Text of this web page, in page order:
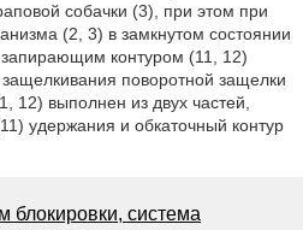
собачки (3), при этом при
(2, 3) в замкнутом состоянии
контуром (11, 12)
защелкивания поворотной защелки
12) выполнен из двух частей,
удержания и обкаточный контур
блокировки, система